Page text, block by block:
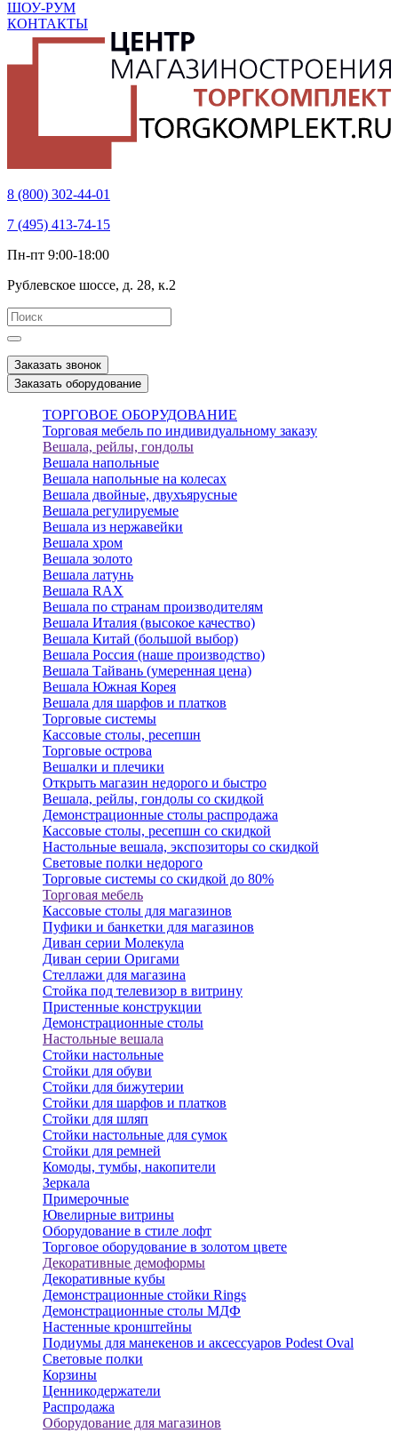
ШОУ-РУМ
КОНТАКТЫ
8 (800) 302-44-01
7 (495) 413-74-15
Пн-пт 9:00-18:00
Рублевское шоссе, д. 28, к.2
Заказать звонок
Заказать оборудование
ТОРГОВОЕ ОБОРУДОВАНИЕ
Торговая мебель по индивидуальному заказу
Вешала, рейлы, гондолы
Вешала напольные
Вешала напольные на колесах
Вешала двойные, двухъярусные
Вешала регулируемые
Вешала из нержавейки
Вешала хром
Вешала золото
Вешала латунь
Вешала RAX
Вешала по странам производителям
Вешала Италия (высокое качество)
Вешала Китай (большой выбор)
Вешала Россия (наше производство)
Вешала Тайвань (умеренная цена)
Вешала Южная Корея
Вешала для шарфов и платков
Торговые системы
Кассовые столы, ресепшн
Торговые острова
Вешалки и плечики
Открыть магазин недорого и быстро
Вешала, рейлы, гондолы со скидкой
Демонстрационные столы распродажа
Кассовые столы, ресепшн со скидкой
Настольные вешала, экспозиторы со скидкой
Световые полки недорого
Торговые системы со скидкой до 80%
Торговая мебель
Кассовые столы для магазинов
Пуфики и банкетки для магазинов
Диван серии Молекула
Диван серии Оригами
Стеллажи для магазина
Стойка под телевизор в витрину
Пристенные конструкции
Демонстрационные столы
Настольные вешала
Стойки настольные
Стойки для обуви
Стойки для бижутерии
Стойки для шарфов и платков
Стойки для шляп
Стойки настольные для сумок
Стойки для ремней
Комоды, тумбы, накопители
Зеркала
Примерочные
Ювелирные витрины
Оборудование в стиле лофт
Торговое оборудование в золотом цвете
Декоративные демоформы
Декоративные кубы
Демонстрационные стойки Rings
Демонстрационные столы МДФ
Настенные кронштейны
Подиумы для манекенов и аксессуаров Podest Oval
Световые полки
Корзины
Ценникодержатели
Распродажа
Оборудование для магазинов